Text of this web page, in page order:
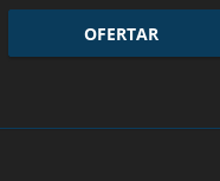
OFERTAR